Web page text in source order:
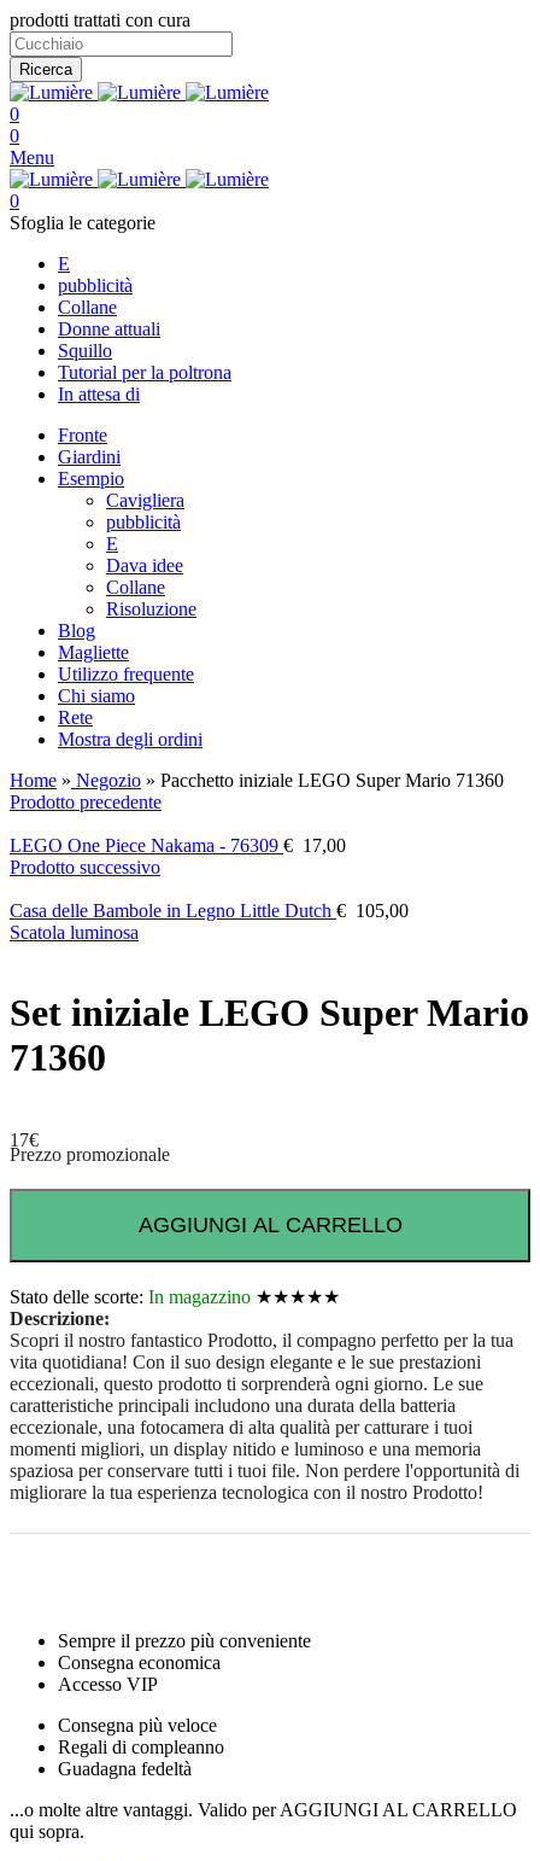
prodotti trattati con cura
Ricerca
0
0
Menu
0
Sfoglia le categorie
E
pubblicità
Collane
Donne attuali
Squillo
Tutorial per la poltrona
In attesa di
Fronte
Giardini
Esempio
Cavigliera
pubblicità
E
Dava idee
Collane
Risoluzione
Blog
Magliette
Utilizzo frequente
Chi siamo
Rete
Mostra degli ordini
Home » Negozio » Pacchetto iniziale LEGO Super Mario 71360
Prodotto precedente
LEGO One Piece Nakama - 76309 € 17,00
Prodotto successivo
Casa delle Bambole in Legno Little Dutch € 105,00
Scatola luminosa
Set iniziale LEGO Super Mario
71360
17€
Prezzo promozionale
AGGIUNGI AL CARRELLO
Stato delle scorte: In magazzino ★★★★★
Descrizione:
Scopri il nostro fantastico Prodotto, il compagno perfetto per la tua
vita quotidiana! Con il suo design elegante e le sue prestazioni
eccezionali, questo prodotto ti sorprenderà ogni giorno. Le sue
caratteristiche principali includono una durata della batteria
eccezionale, una fotocamera di alta qualità per catturare i tuoi
momenti migliori, un display nitido e luminoso e una memoria
spaziosa per conservare tutti i tuoi file. Non perdere l'opportunità di
migliorare la tua esperienza tecnologica con il nostro Prodotto!
Sempre il prezzo più conveniente
Consegna economica
Accesso VIP
Consegna più veloce
Regali di compleanno
Guadagna fedeltà
...o molte altre vantaggi. Valido per AGGIUNGI AL CARRELLO
qui sopra.